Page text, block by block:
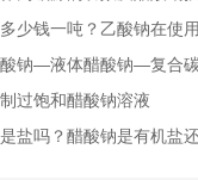
过饱和醋酸钠溶液